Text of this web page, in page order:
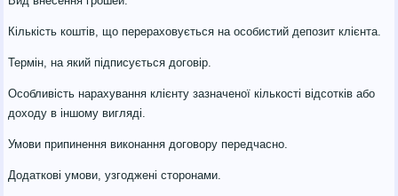
Кількість коштів, що перераховується на особистий депозит клієнта.
Термін, на який підписується договір.
Особливість нарахування клієнту зазначеної кількості відсотків або
доходу в іншому вигляді.
Умови припинення виконання договору передчасно.
Додаткові умови, узгоджені сторонами.